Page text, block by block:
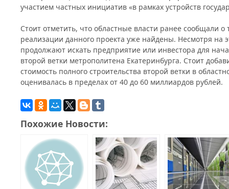
участием частных инициатив «в рамках устройств
Стоит отметить, что областные власти ранее сообщали
реализации данного проекта уже найдены. Несмотря на
продолжают искать предприятие или инвестора для
второй ветки метрополитена Екатеринбурга. Стоит
стоимость полного строительства второй ветки в
оценивалась в пределах от 40 до 60 миллиардов рублей.
Похожие Новости: